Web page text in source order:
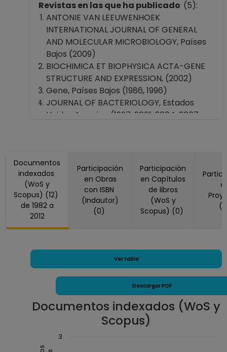
Revistas en las que ha publicado (5):
ANTONIE VAN LEEUWENHOEK
INTERNATIONAL JOURNAL OF GENERAL
AND MOLECULAR MICROBIOLOGY, Países
Bajos (2009)
BIOCHIMICA ET BIOPHYSICA ACTA-GENE
STRUCTURE AND EXPRESSION, (2002)
Gene, Países Bajos (1986, 1996)
JOURNAL OF BACTERIOLOGY, Estados
Unidos America (1997, 2001, 2004, 2007,
Documentos
indexados
(WoS y
Scopus) (12)
de 1982 a
2012
Participación
en Obras
con ISBN
(Indautor)
(0)
Participación
en Capítulos
de libros
(WoS y
Scopus) (0)
Ver tabla
Descargar PDF
Documentos indexados (WoS y
Scopus)
Chart
3